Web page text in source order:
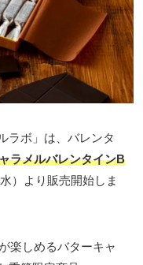
ラボ」は、バレンタ
ラメルバレンタインB
）より販売開始しま
楽しめるバターキャ